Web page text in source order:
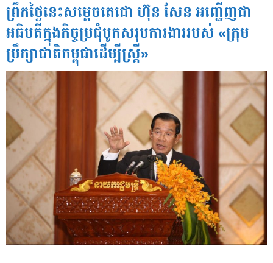
ព្រឹកថ្ងៃនេះសម្តេចតេជោ ហ៊ុន សែន អញ្ជើញជា
អធិបតីក្នុងកិច្ចប្រជុំបូកសរុបការងាររបស់ «ក្រុម
ប្រឹក្សាជាតិកម្ពុជាដើម្បីស្ត្រី»